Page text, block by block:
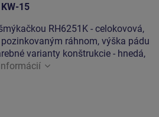
15
RH6251K - celokovová,
ráhnom, výška pádu
varianty konštrukcie - hnedá,